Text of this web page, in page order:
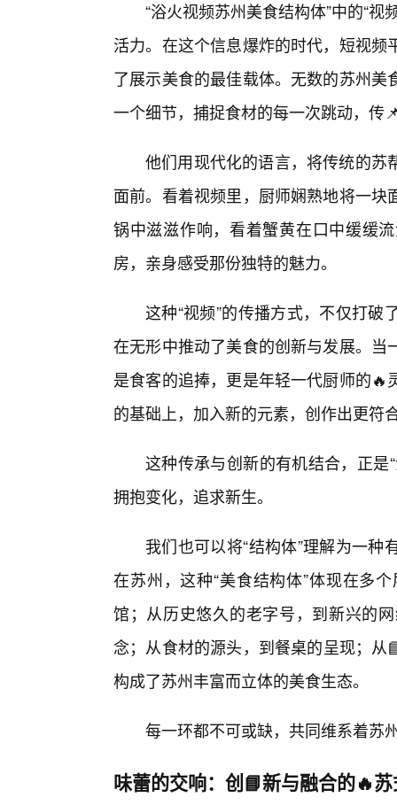
“浴火视频苏州美食结构体”中的“
活力。在这个信息爆炸的时代，短视
了展示美食的最佳载体。无数的苏州
一个细节，捕捉食材的每一次跳动，传
他们用现代化的语言，将传统的苏
面前。看着视频里，厨师娴熟地将一
锅中滋滋作响，看着蟹黄在口中缓缓
房，亲身感受那份独特的魅力。
这种“视频”的传播方式，不仅打
在无形中推动了美食的创新与发展。
是食客的追捧，更是年轻一代厨师的
的基础上，加入新的元素，创作出更符
这种传承与创新的有机结合，正
拥抱变化，追求新生。
我们也可以将“结构体”理解为一
在苏州，这种“美食结构体”体现在多
馆；从历史悠久的老字号，到新兴的
念；从食材的源头，到餐桌的呈现；
构成了苏州丰富而立体的美食生态。
每一环都不可或缺，共同维系着苏
味蕾的交响：创📘新与融合的🔥